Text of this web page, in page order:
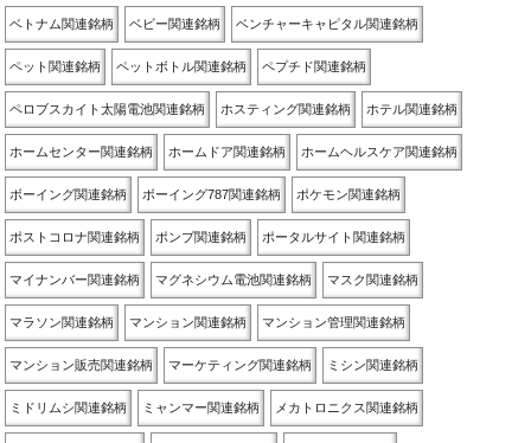
ベトナム関連銘柄 ベビー関連銘柄 ベンチャーキャピタル関連銘柄
ペット関連銘柄 ペットボトル関連銘柄 ペプチド関連銘柄
ペロブスカイト太陽電池関連銘柄 ホスティング関連銘柄 ホテル関連銘柄
ホームセンター関連銘柄 ホームドア関連銘柄 ホームヘルスケア関連銘柄
ボーイング関連銘柄 ボーイング787関連銘柄 ポケモン関連銘柄
ポストコロナ関連銘柄 ポンプ関連銘柄 ポータルサイト関連銘柄
マイナンバー関連銘柄 マグネシウム電池関連銘柄 マスク関連銘柄
マラソン関連銘柄 マンション関連銘柄 マンション管理関連銘柄
マンション販売関連銘柄 マーケティング関連銘柄 ミシン関連銘柄
ミドリムシ関連銘柄 ミャンマー関連銘柄 メカトロニクス関連銘柄